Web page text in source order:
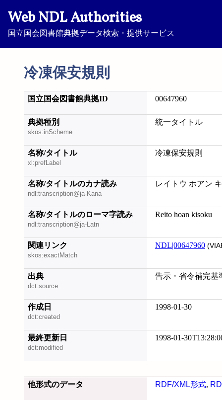
Web NDL Authorities
国立国会図書館典拠データ検索・提供サービス
冷凍保安規則
国立国会図書館典拠ID 00647960
典拠種別
skos:inScheme
統一タイトル
名称/タイトル
xl:prefLabel
冷凍保安規則
名称/タイトルのカナ読み
ndl:transcription@ja-Kana
レイトウ ホアン
名称/タイトルのローマ字読み
ndl:transcription@ja-Latn
Reito hoan kisoku
関連リンク
skos:exactMatch
NDL|00647960
出典
dct:source
告示・省令補完基
作成日
dct:created
1998-01-30
最終更新日
dct:modified
1998-01-
他形式のデータ RDF/XML形式,